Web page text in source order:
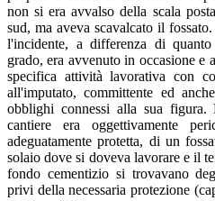
non si era avvalso della scala
sud, ma aveva scavalcato il
l'incidente, a differenza di
grado, era avvenuto in occasione e
specifica attività lavorativa con
all'imputato, committente ed
obblighi connessi alla sua figura.
cantiere era oggettivamente
adeguatamente protetta, di un
solaio dove si doveva lavorare e il
fondo cementizio si trovavano
privi della necessaria protezione